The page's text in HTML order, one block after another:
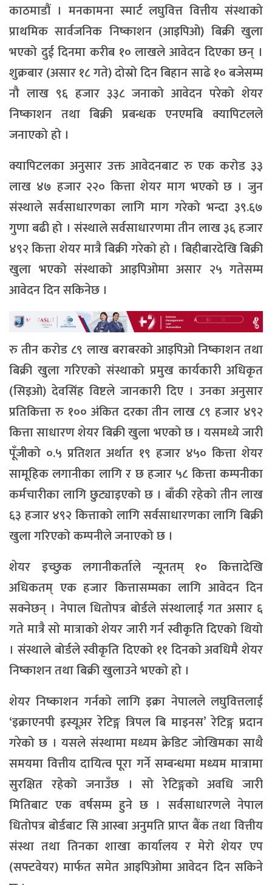
काठमाडौं । मनकामना स्मार्ट लघुवित्त वित्तीय संस्थाको
प्राथमिक सार्वजनिक निष्काशन (आइपिओ) बिक्री खुला
भएको दुई दिनमा करीब १० लाखले आवेदन दिएका छन् ।
शुक्रबार (असार १८ गते) दोस्रो दिन बिहान साढे १० बजेसम्म
नौ लाख ९६ हजार ३३८ जनाको आवेदन परेको शेयर
निष्काशन तथा बिक्री प्रबन्धक एनएमबि क्यापिटलले
जनाएको हो ।
क्यापिटलका अनुसार उक्त आवेदनबाट रु एक करोड ३३
लाख ४७ हजार २२० कित्ता शेयर माग भएको छ । जुन
संस्थाले सर्वसाधारणका लागि माग गरेको भन्दा ३९.६७
गुणा बढी हो । संस्थाले सर्वसाधारणमा तीन लाख ३६ हजार
४९२ कित्ता शेयर मात्रै बिक्री गरेको हो । बिहीबारदेखि बिक्री
खुला भएको संस्थाको आइपिओमा असार २५ गतेसम्म
आवेदन दिन सकिनेछ ।
रु तीन करोड ८९ लाख बराबरको आइपिओ निष्काशन तथा
बिक्री खुला गरिएको संस्थाको प्रमुख कार्यकारी अधिकृत
(सिइओ) देवसिंह विष्टले जानकारी दिए । उनका अनुसार
प्रतिकित्ता रु १०० अंकित दरका तीन लाख ८९ हजार ४९२
कित्ता साधारण शेयर बिक्री खुला भएको छ । यसमध्ये जारी
पूँजीको ०.५ प्रतिशत अर्थात १९ हजार ४५० कित्ता शेयर
सामूहिक लगानीका लागि र छ हजार ५८ कित्ता कम्पनीका
कर्मचारीका लागि छुट्याइएको छ । बाँकी रहेको तीन लाख
६३ हजार ४९२ कित्ताको लागि सर्वसाधारणका लागि बिक्री
खुला गरिएको कम्पनीले जनाएको छ ।
शेयर इच्छुक लगानीकर्ताले न्यूनतम् १० कित्तादेखि
अधिकतम् एक हजार कित्तासम्मका लागि आवेदन दिन
सक्नेछन् । नेपाल धितोपत्र बोर्डले संस्थालाई गत असार ६
गते मात्रै सो मात्राको शेयर जारी गर्न स्वीकृति दिएको थियो
। संस्थाले बोर्डले स्वीकृति दिएको ११ दिनको अवधिमै शेयर
निष्काशन तथा बिक्री खुलाउने भएको हो ।
शेयर निष्काशन गर्नको लागि इक्रा नेपालले लघुवित्तलाई
‘इक्राएनपी इस्यूअर रेटिङ्ग त्रिपल बि माइनस’ रेटिङ्ग प्रदान
गरेको छ । यसले संस्थामा मध्यम क्रेडिट जोखिमका साथै
समयमा वित्तीय दायित्व पूरा गर्ने सम्बन्धमा मध्यम मात्रामा
सुरक्षित रहेको जनाउँछ । सो रेटिङ्गको अवधि जारी
मितिबाट एक वर्षसम्म हुने छ । सर्वसाधारणले नेपाल
धितोपत्र बोर्डबाट सि आस्बा अनुमति प्राप्त बैंक तथा वित्तीय
संस्था तथा तिनका शाखा कार्यालय र मेरो शेयर एप
(सफ्टवेयर) मार्फत समेत आइपिओमा आवेदन दिन सकिने